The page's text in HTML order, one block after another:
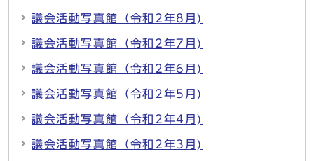
議会活動写真館（令和2年8月)
議会活動写真館（令和2年7月)
議会活動写真館（令和2年6月)
議会活動写真館（令和2年5月)
議会活動写真館（令和2年4月)
議会活動写真館（令和2年3月)